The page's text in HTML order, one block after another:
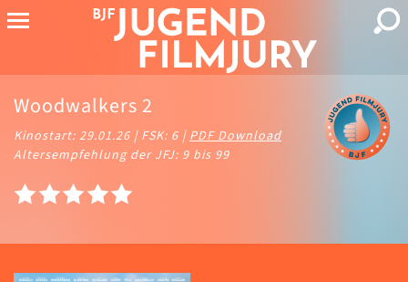
Woodwalkers 2
Kinostart: 29.01.26 | FSK: 6 |PDF Download
Altersempfehlung der JFJ: 9 bis 99